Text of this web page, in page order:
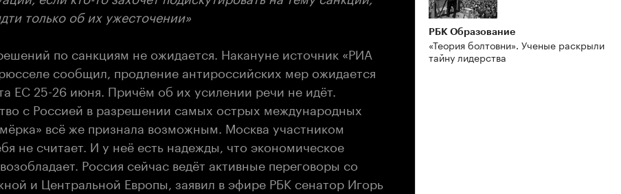
только об их ужесточении»
по санкциям не ожидается. Накануне источник «РИА
сообщил, продление антироссийских мер ожидается
ЕС 25-26 июня. Причём об их усилении речи не идёт.
с Россией в разрешении самых острых международных
всё же признала возможным. Москва участником
не считает. И у неё есть надежды, что экономическое
Россия сейчас ведёт активные переговоры со
и Центральной Европы, заявил в эфире РБК сенатор Игорь
РБК Образование
«Теория болтовни». Ученые раскрыли
тайну лидерства